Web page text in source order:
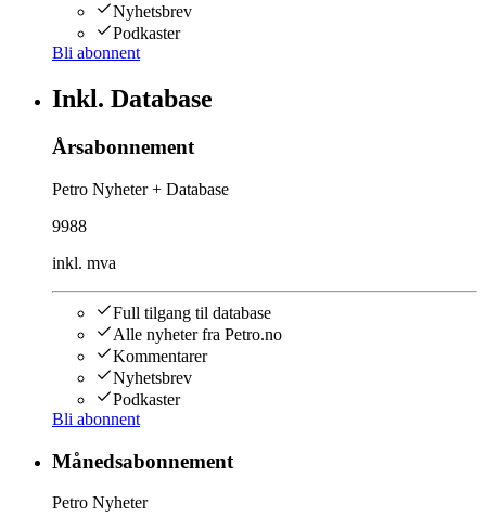
Nyhetsbrev
Podkaster
Bli abonnent
Inkl. Database
Årsabonnement
Petro Nyheter + Database
9988
inkl. mva
Full tilgang til database
Alle nyheter fra Petro.no
Kommentarer
Nyhetsbrev
Podkaster
Bli abonnent
Månedsabonnement
Petro Nyheter